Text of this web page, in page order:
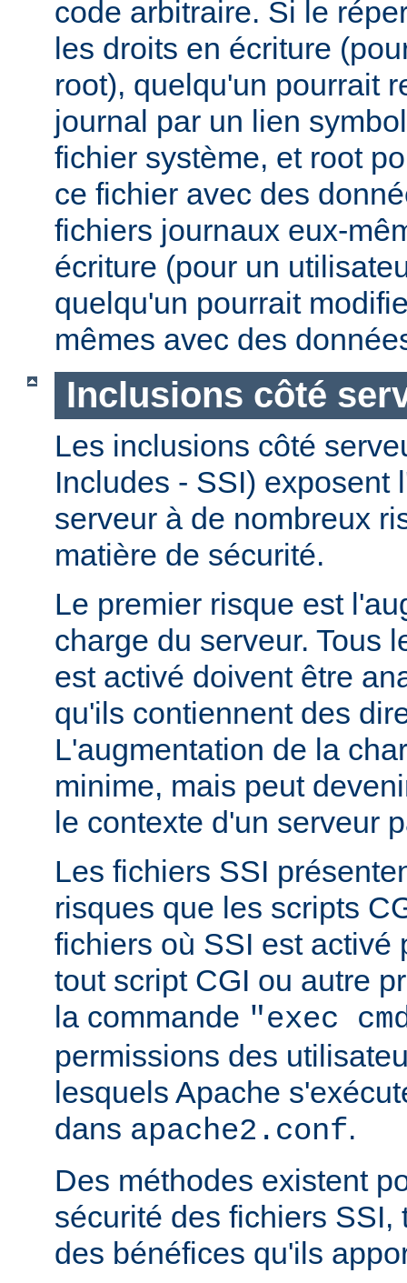
code arbitraire. Si le
les droits en écriture
root), quelqu'un pourrait
journal par un lien
fichier système, et root
ce fichier avec des
fichiers journaux eux-
écriture (pour un
quelqu'un pourrait
mêmes avec des
Inclusions côté
Les inclusions côté
Includes - SSI) exposent
serveur à de nombreux
matière de sécurité.
Le premier risque est
charge du serveur. Tous
est activé doivent être
qu'ils contiennent des
L'augmentation de la
minime, mais peut
le contexte d'un serveur
Les fichiers SSI
risques que les scripts
fichiers où SSI est activé
tout script CGI ou autre
la commande "exec
permissions des
lesquels Apache
dans apache2.conf.
Des méthodes existent
sécurité des fichiers SSI,
des bénéfices qu'ils